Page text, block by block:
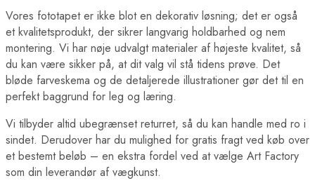
Vores fototapet er ikke blot en dekorativ løsning; det er også
et kvalitetsprodukt, der sikrer langvarig holdbarhed og nem
montering. Vi har nøje udvalgt materialer af højeste kvalitet, så
du kan være sikker på, at dit valg vil stå tidens prøve. Det
bløde farveskema og de detaljerede illustrationer gør det til en
perfekt baggrund for leg og læring.
Vi tilbyder altid ubegrænset returret, så du kan handle med ro i
sindet. Derudover har du mulighed for gratis fragt ved køb over
et bestemt beløb – en ekstra fordel ved at vælge Art Factory
som din leverandør af vægkunst.